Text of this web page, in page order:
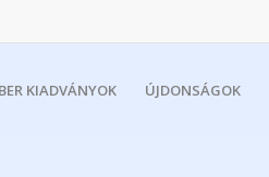
KIADVÁNYOK ÚJDONSÁGOK